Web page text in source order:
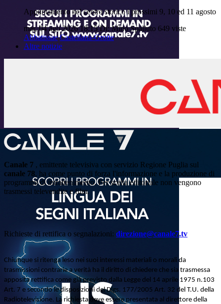
Appuntamento nel centro storico i prossimi 9, 10 ed 11 agosto
mar, 04 ago 2026 18:15 Di: Mino Spalluto 649 viste
Abbatissae Castellana-Grotte
Altre notizie
Canale 7 , emittente televisiva con servizio Regione Puglia sul
canale 78, ha come punto di forza l'informazione e la produzione di
programmi di intrattenimento. Per scelta editoriale non vengono
trasmessi televendite e film.
Richieste di rettifica o segnalazioni: direzione@canale7.tv
Chiunque si ritenga leso nei suoi interessi materiali o morali da
trasmissioni contrarie a verità ha il diritto di chiedere che sia trasmessa
apposita rettifica come già previsto dalla Legge del 14 aprile 1975 n.103
Art. 7 e secondo le disposizioni del Dlgs. 177/2005 Art. 32 del T.U. della
Radiotelevisione. La richiesta deve essere presentata al direttore della